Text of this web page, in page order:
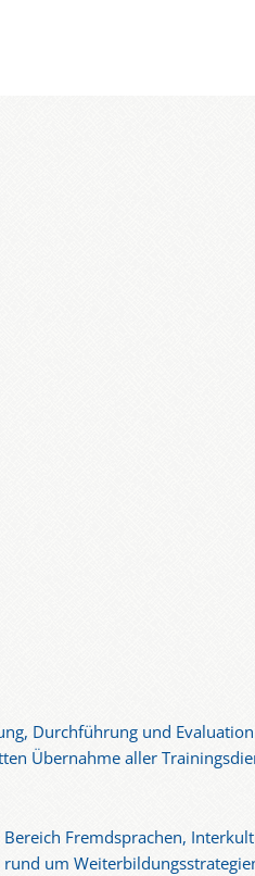
Durchführung und
Übernahme aller
Fremdsprachen,
um